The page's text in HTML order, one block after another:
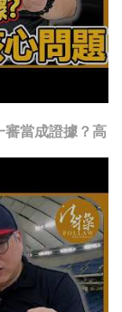
審當成證據？高